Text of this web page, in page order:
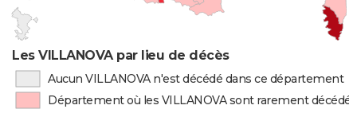
Les VILLANOVA par lieu de décès
Aucun VILLANOVA n'est décédé dans ce département
Département où les VILLANOVA sont rarement décédés